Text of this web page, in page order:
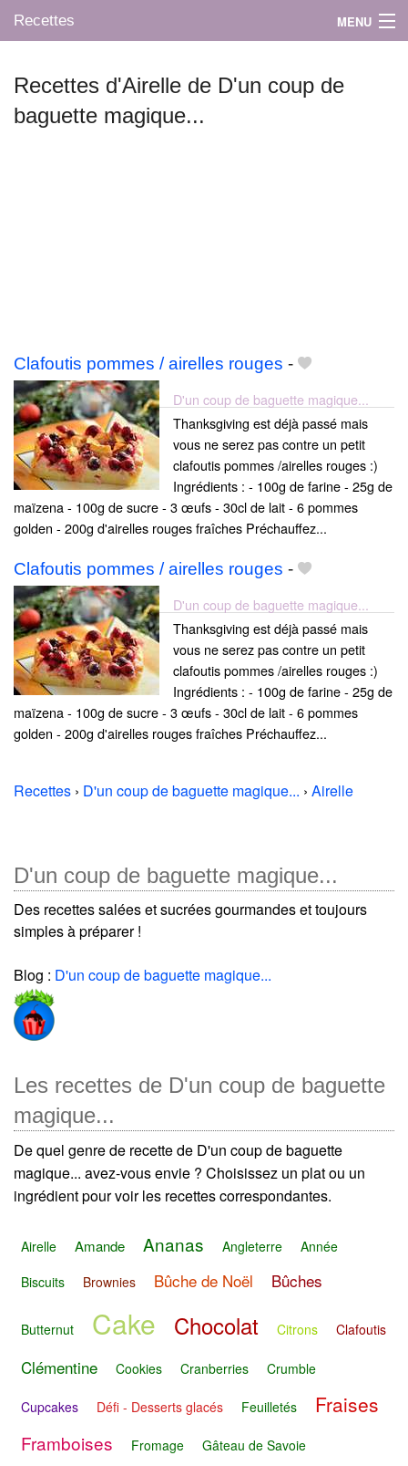
Recettes MENU
Mes blogs préférés
Recettes d'Airelle de D'un coup de
baguette magique...
Clafoutis pommes / airelles rouges -
D'un coup de baguette magique...
Thanksgiving est déjà passé mais
vous ne serez pas contre un petit
clafoutis pommes /airelles rouges :)
Ingrédients : - 100g de farine - 25g de
maïzena - 100g de sucre - 3 œufs - 30cl de lait - 6 pommes
golden - 200g d'airelles rouges fraîches Préchauffez...
Clafoutis pommes / airelles rouges -
D'un coup de baguette magique...
Thanksgiving est déjà passé mais
vous ne serez pas contre un petit
clafoutis pommes /airelles rouges :)
Ingrédients : - 100g de farine - 25g de
maïzena - 100g de sucre - 3 œufs - 30cl de lait - 6 pommes
golden - 200g d'airelles rouges fraîches Préchauffez...
Recettes › D'un coup de baguette magique... › Airelle
D'un coup de baguette magique...
Des recettes salées et sucrées gourmandes et toujours
simples à préparer !
Blog : D'un coup de baguette magique...
Les recettes de D'un coup de baguette
magique...
De quel genre de recette de D'un coup de baguette
magique... avez-vous envie ? Choisissez un plat ou un
ingrédient pour voir les recettes correspondantes.
Airelle Amande Ananas Angleterre
Année
Biscuits
Brownies Bûche de Noël Bûches
Butternut Cake Chocolat Citrons Clafoutis
Clémentine Cookies Cranberries Crumble
Cupcakes Défi - Desserts glacés Feuilletés Fraises
Framboises Fromage Gâteau de Savoie